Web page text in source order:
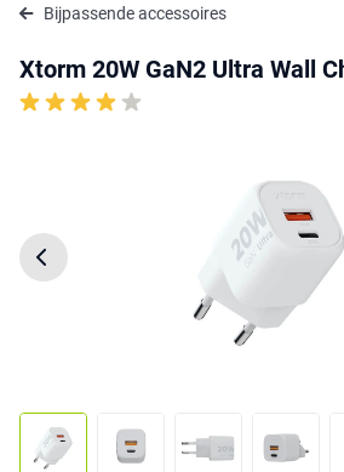
Bijpassende accessoires
Xtorm 20W GaN2 Ultra Wall